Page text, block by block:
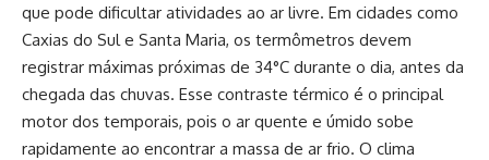
que pode dificultar atividades ao ar livre. Em cidades como
Caxias do Sul e Santa Maria, os termômetros devem
registrar máximas próximas de 34°C durante o dia, antes da
chegada das chuvas. Esse contraste térmico é o principal
motor dos temporais, pois o ar quente e úmido sobe
rapidamente ao encontrar a massa de ar frio. O clima